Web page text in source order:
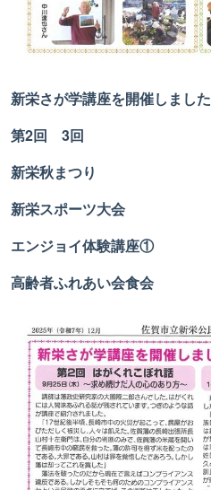
新栄さが学講座を開催しました
第2回 3回
新栄秋まつり
新栄スポーツ大会
エンジョイ体験講座①
高齢者ふれあい会食会